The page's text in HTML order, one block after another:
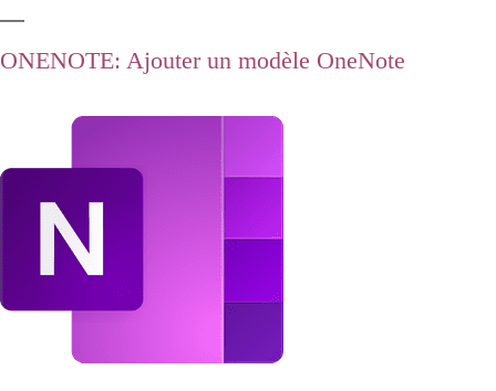
ONENOTE: Ajouter un modèle OneNote